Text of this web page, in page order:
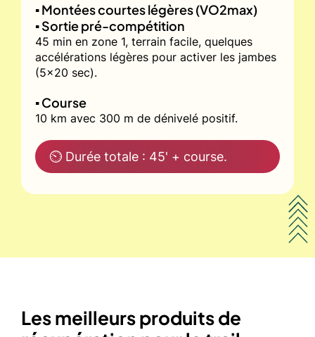
▪️ Montées courtes légères (VO2max)
▪️ Sortie pré-compétition
45 min en zone 1, terrain facile, quelques
accélérations légères pour activer les jambes
(5x20 sec).
▪️ Course
10 km avec 300 m de dénivelé positif.
⏲ Durée totale : 45' + course.
Les meilleurs produits de